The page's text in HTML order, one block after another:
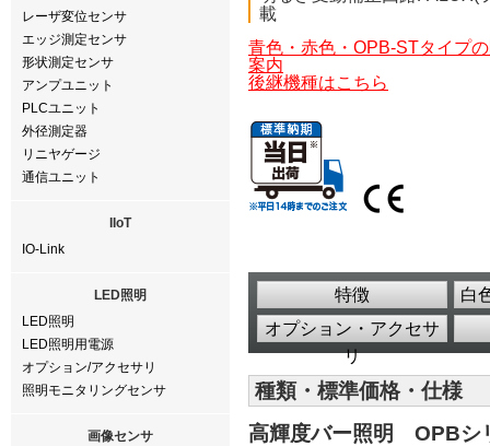
レーザ変位センサ
エッジ測定センサ
形状測定センサ
アンプユニット
PLCユニット
外径測定器
リニヤゲージ
通信ユニット
IIoT
IO-Link
LED照明
LED照明
LED照明用電源
オプション/アクセサリ
照明モニタリングセンサ
画像センサ
載
青色・赤色・OPB-STタイプ
案内
後継機種はこちら
特徴
白
オプション・アクセサ
リ
種類・標準価格・仕様
高輝度バー照明 OPBシ